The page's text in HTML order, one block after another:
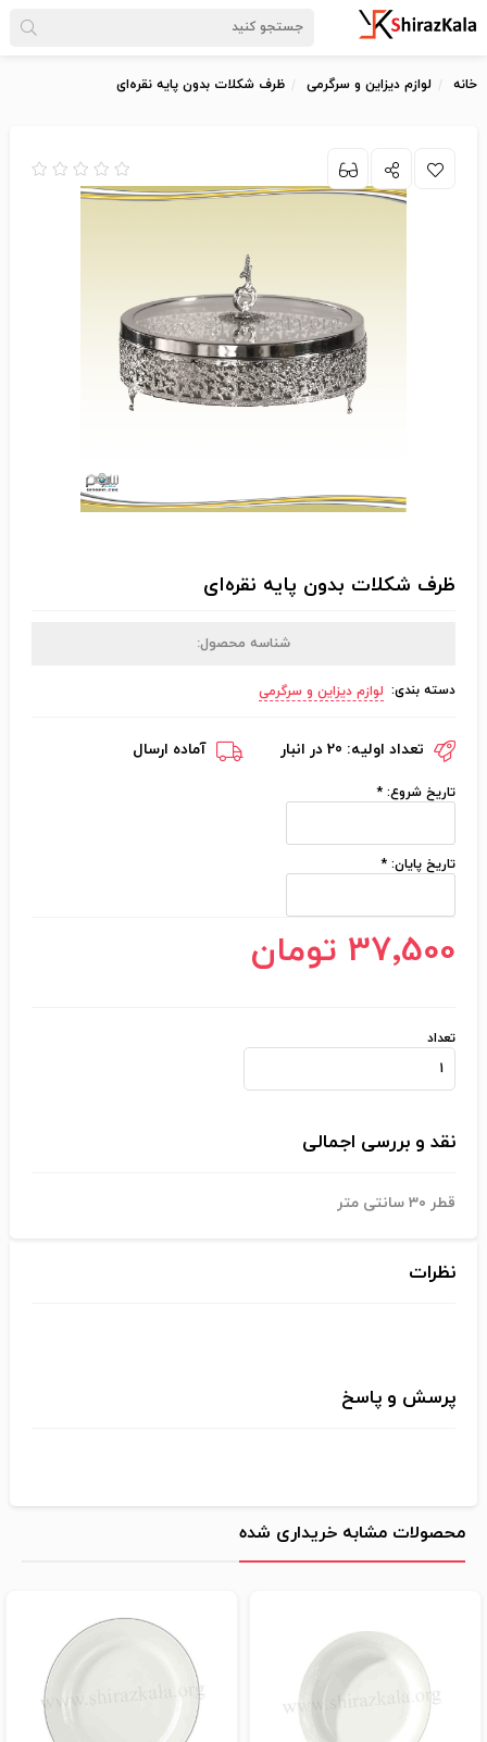
خانه لوازم دیزاین و سرگرمی ظرف شکلات بدون پایه نقره‌ای
ظرف شکلات بدون پایه نقره‌ای
شناسه محصول:
دسته بندی: لوازم دیزاین و سرگرمی
تعداد اولیه: 20 در انبار آماده ارسال
تاریخ شروع: *
تاریخ پایان: *
37٬500 تومان
تعداد
نقد و بررسی اجمالی
قطر ۳۰ سانتی متر
نظرات
پرسش و پاسخ
محصولات مشابه خریداری شده